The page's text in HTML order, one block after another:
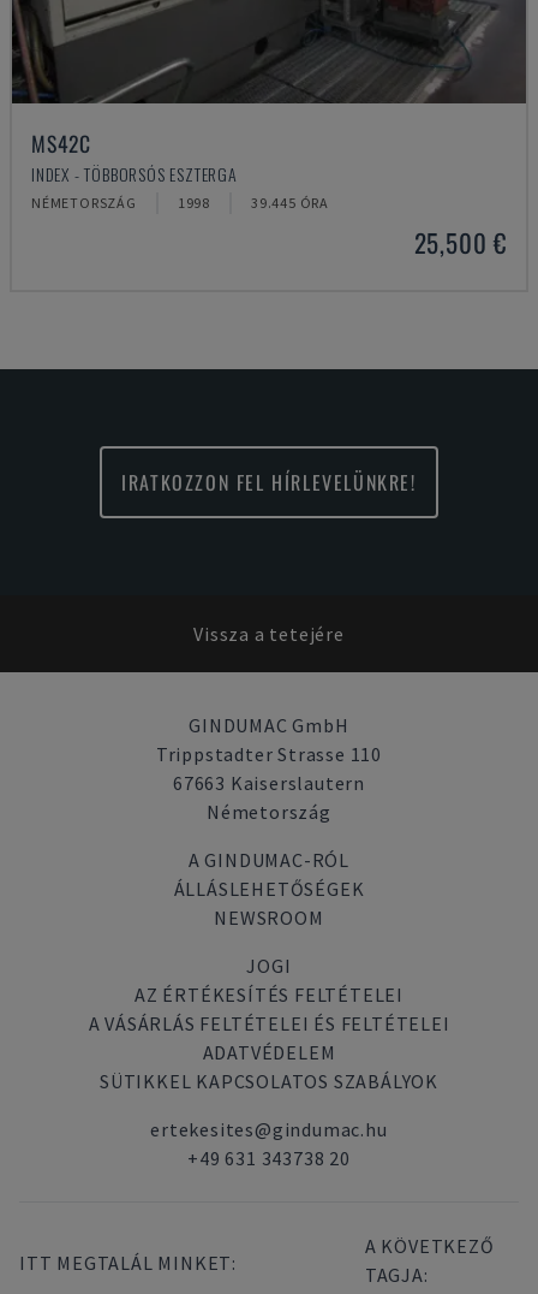
MS42C
INDEX - TÖBBORSÓS ESZTERGA
NÉMETORSZÁG 1998 39.445 ÓRA
25,500 €
IRATKOZZON FEL HÍRLEVELÜNKRE!
Vissza a tetejére
GINDUMAC GmbH
Trippstadter Strasse 110
67663 Kaiserslautern
Németország
A GINDUMAC-RÓL
ÁLLÁSLEHETŐSÉGEK
NEWSROOM
JOGI
AZ ÉRTÉKESÍTÉS FELTÉTELEI
A VÁSÁRLÁS FELTÉTELEI ÉS FELTÉTELEI
ADATVÉDELEM
SÜTIKKEL KAPCSOLATOS SZABÁLYOK
ertekesites@gindumac.hu
+49 631 343738 20
ITT MEGTALÁL MINKET:
A KÖVETKEZŐ
TAGJA: